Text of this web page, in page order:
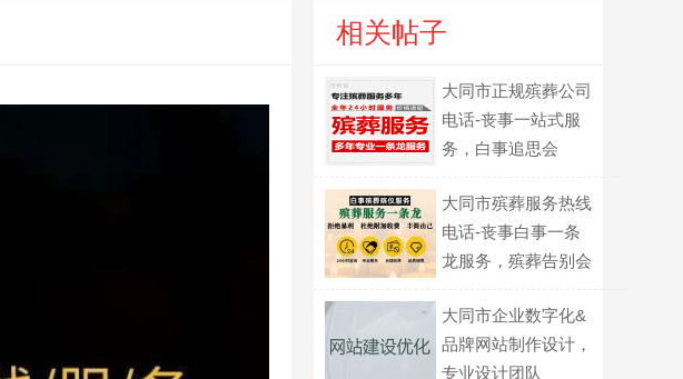
相关帖子
大同市正规殡葬公司
电话-丧事一站式服
务，白事追思会
大同市殡葬服务热线
电话-丧事白事一条
龙服务，殡葬告别会
大同市企业数字化&
品牌网站制作设计，
专业设计团队